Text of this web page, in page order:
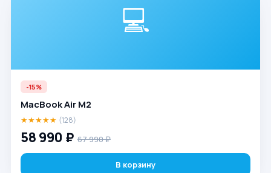
💻
-15%
MacBook Air M2
★★★★★ (128)
58 990 ₽ 67 990 ₽
В корзину